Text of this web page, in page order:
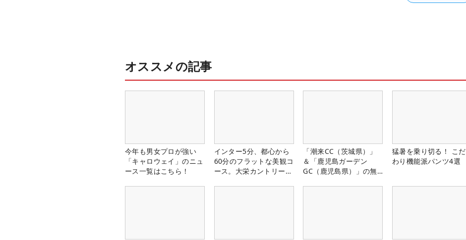
オススメの記事
今年も男女プロが強い
「キャロウェイ」のニュ
ース一覧はこちら！
インター5分、都心から
60分のフラットな美観コ
ース。大栄カントリー俱
「潮来CC（茨城県）」
＆「鹿児島ガーデン
GC（鹿児島県）」の無
猛暑を乗り切る！ こだ
わり機能派パンツ4選